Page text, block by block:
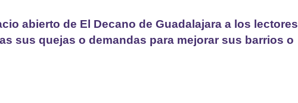
abierto de El Decano de Guadalajara a los lectores
sus quejas o demandas para mejorar sus barrios o